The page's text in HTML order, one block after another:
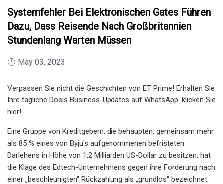
Systemfehler Bei Elektronischen Gates Führen
Dazu, Dass Reisende Nach Großbritannien
Stundenlang Warten Müssen
May 03, 2023
Verpassen Sie nicht die Geschichten von ET Prime! Erhalten Sie
Ihre tägliche Dosis Business-Updates auf WhatsApp. klicken Sie
hier!
Eine Gruppe von Kreditgebern, die behaupten, gemeinsam mehr
als 85 % eines von Byju's aufgenommenen befristeten
Darlehens in Höhe von 1,2 Milliarden US-Dollar zu besitzen, hat
die Klage des Edtech-Unternehmens gegen ihre Forderung nach
einer „beschleunigten“ Rückzahlung als „grundlos“ bezeichnet.